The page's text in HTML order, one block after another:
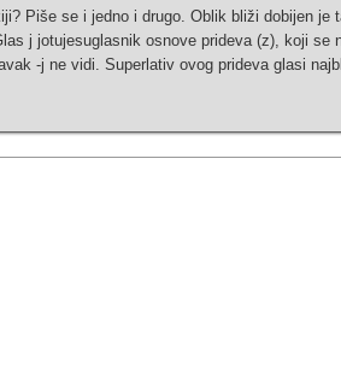
Piše se i jedno i drugo. Oblik bliži dobijen je
j jotujesuglasnik osnove prideva (z), koji se
-j ne vidi. Superlativ ovog prideva glasi